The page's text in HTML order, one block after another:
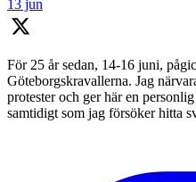
13 jun
För 25 år sedan, 14-16 juni,
Göteborgskravallerna. Jag
protester och ger här en
samtidigt som jag försöker hitta